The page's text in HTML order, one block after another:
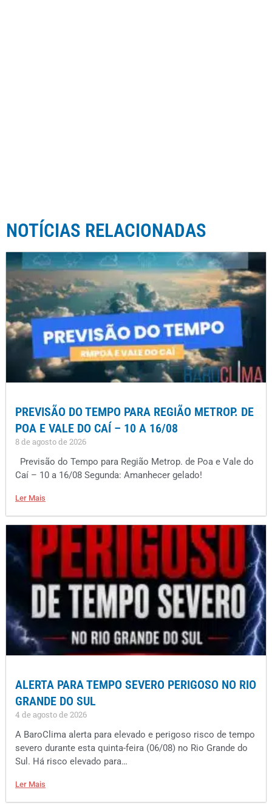
NOTÍCIAS RELACIONADAS
PREVISÃO DO TEMPO PARA REGIÃO METROP. DE
POA E VALE DO CAÍ – 10 A 16/08
8 de agosto de 2026
Previsão do Tempo para Região Metrop. de Poa e Vale do
Caí – 10 a 16/08 Segunda: Amanhecer gelado!
Ler Mais
ALERTA PARA TEMPO SEVERO PERIGOSO NO RIO
GRANDE DO SUL
4 de agosto de 2026
A BaroClima alerta para elevado e perigoso risco de tempo
severo durante esta quinta-feira (06/08) no Rio Grande do
Sul. Há risco elevado para…
Ler Mais